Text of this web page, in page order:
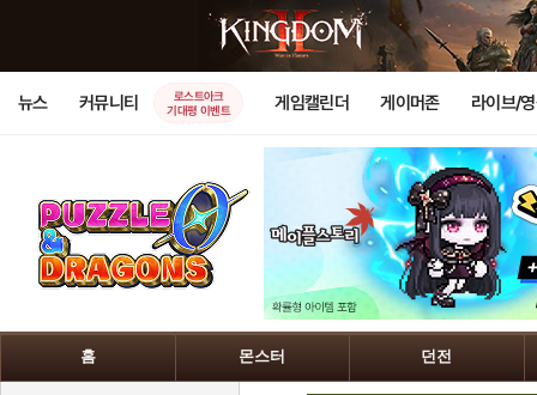
뉴스 커뮤니티
로스트아크
기대평 이벤트
게임캘린더 게이머존 라이브/
홈 몬스터 던전